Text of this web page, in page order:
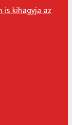
is kihagyja az